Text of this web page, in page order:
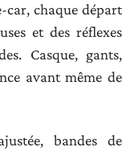
car, chaque départ
et des réflexes
Casque, gants,
avant même de
bandes de